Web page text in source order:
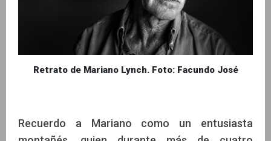
Retrato de Mariano Lynch. Foto: Facundo José
Recuerdo a Mariano como un entusiasta